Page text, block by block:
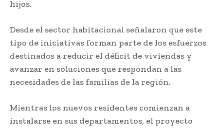
hijos.
Desde el sector habitacional señalaron que este
tipo de iniciativas forman parte de los esfuerzos
destinados a reducir el déficit de viviendas y
avanzar en soluciones que respondan a las
necesidades de las familias de la región.
Mientras los nuevos residentes comienzan a
instalarse en sus departamentos, el proyecto